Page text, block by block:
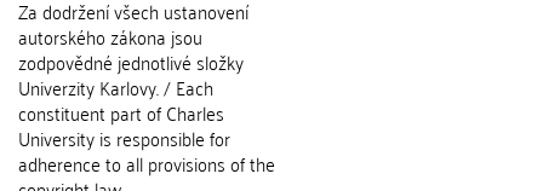
Za dodržení všech ustanovení
autorského zákona jsou
zodpovědné jednotlivé složky
Univerzity Karlovy. / Each
constituent part of Charles
University is responsible for
adherence to all provisions of the